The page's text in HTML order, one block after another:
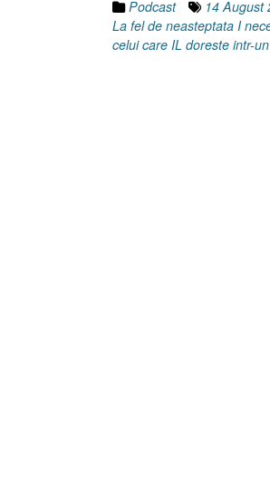
Podcast 14 August
La fel de neasteptata I
celui care IL doreste intr-